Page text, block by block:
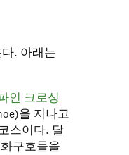
. 아래는
인 크로싱
을 지나고
스이다. 달
구호들을